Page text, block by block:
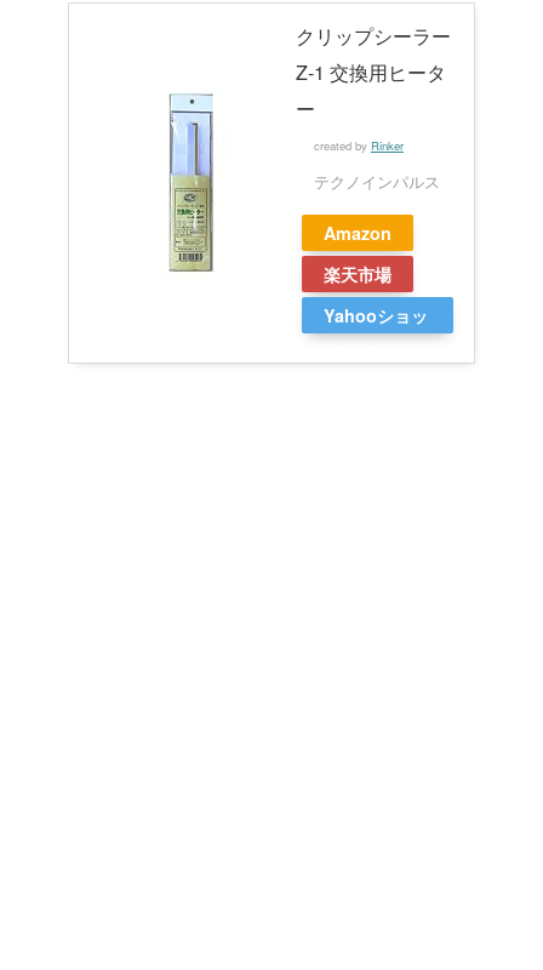
クリップシーラー
Z-1 交換用ヒータ
ー
created by Rinker
テクノインパルス
Amazon
楽天市場
Yahooショッ